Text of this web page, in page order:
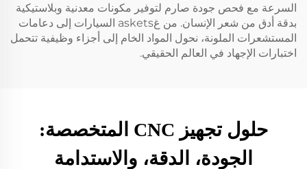
السرعة مع فحص جودة صارم لتوفير مكونات معدنية وبلاستيكية
بدقة أدق من شعر الإنسان. من غaskets السيارات إلى دعامات
المستشعرات الملونة، نحول المواد الخام إلى أجزاء وظيفية تتحمل
اختبارات الإجهاد في العالم الحقيقي.
حلول تجهيز CNC المتخصصة:
الجودة، الدقة، والاستدامة